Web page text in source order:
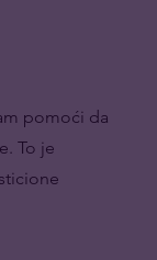
pomoći da
To je